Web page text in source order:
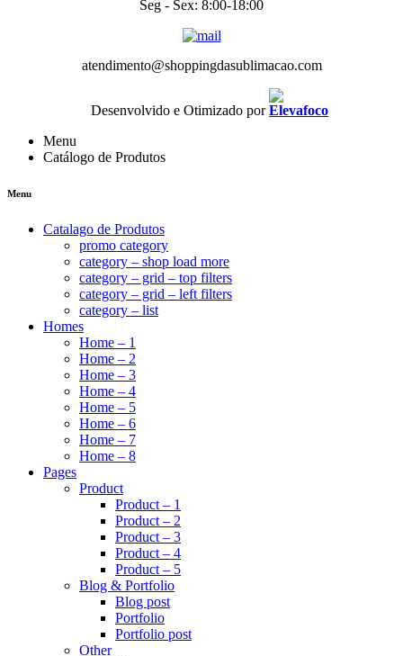
Seg - Sex: 8:00-18:00
atendimento@shoppingdasublimacao.com
Desenvolvido e Otimizado por
Menu
Catálogo de Produtos
Menu
Catalago de Produtos
promo category
category – shop load more
category – grid – top filters
category – grid – left filters
category – list
Homes
Home – 1
Home – 2
Home – 3
Home – 4
Home – 5
Home – 6
Home – 7
Home – 8
Pages
Product
Product – 1
Product – 2
Product – 3
Product – 4
Product – 5
Blog & Portfolio
Blog post
Portfolio
Portfolio post
Other